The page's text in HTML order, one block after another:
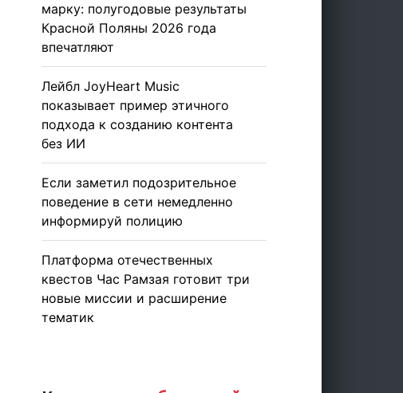
марку: полугодовые результаты
Красной Поляны 2026 года
впечатляют
Лейбл JoyHeart Music
показывает пример этичного
подхода к созданию контента
без ИИ
Если заметил подозрительное
поведение в сети немедленно
информируй полицию
Платформа отечественных
квестов Час Рамзая готовит три
новые миссии и расширение
тематик